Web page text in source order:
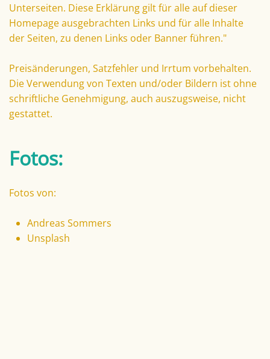
Unterseiten. Diese Erklärung gilt für alle auf dieser
Homepage ausgebrachten Links und für alle Inhalte
der Seiten, zu denen Links oder Banner führen."
Preisänderungen, Satzfehler und Irrtum vorbehalten.
Die Verwendung von Texten und/oder Bildern ist ohne
schriftliche Genehmigung, auch auszugsweise, nicht
gestattet.
Fotos:
Fotos von:
Andreas Sommers
Unsplash